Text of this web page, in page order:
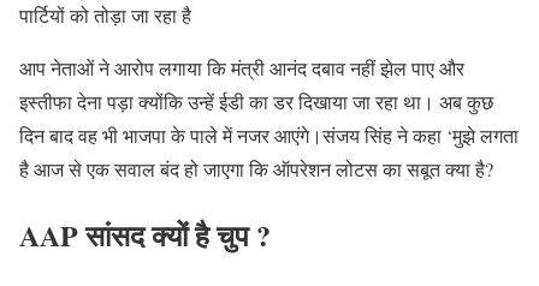
पार्टियों को तोड़ा जा रहा है
आप नेताओं ने आरोप लगाया कि मंत्री आनंद दबाव नहीं झेल पाए और
इस्तीफा देना पड़ा क्योंकि उन्हें ईडी का डर दिखाया जा रहा था। अब कुछ
दिन बाद वह भी भाजपा के पाले में नजर आएंगे।संजय सिंह ने कहा ‘मुझे लगता
है आज से एक सवाल बंद हो जाएगा कि ऑपरेशन लोटस का सबूत क्या है?
AAP सांसद क्यों है चुप ?